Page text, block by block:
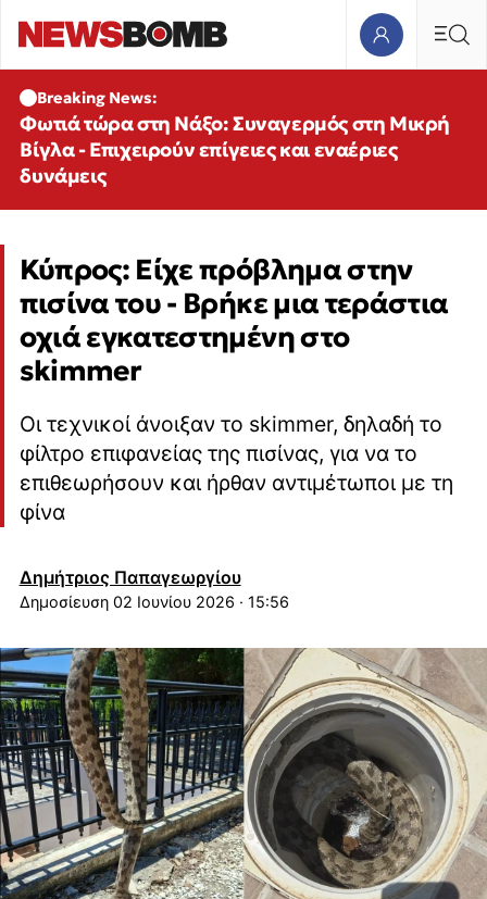
Breaking News:
Φωτιά τώρα στη Νάξο: Συναγερμός στη Μικρή
Βίγλα - Επιχειρούν επίγειες και εναέριες
δυνάμεις
Κύπρος: Είχε πρόβλημα στην
πισίνα του - Βρήκε μια τεράστια
οχιά εγκατεστημένη στο
skimmer
Οι τεχνικοί άνοιξαν το skimmer, δηλαδή το
φίλτρο επιφανείας της πισίνας, για να το
επιθεωρήσουν και ήρθαν αντιμέτωποι με τη
φίνα
Δημήτριος Παπαγεωργίου
02 Ιουνίου 2026 · 15:56